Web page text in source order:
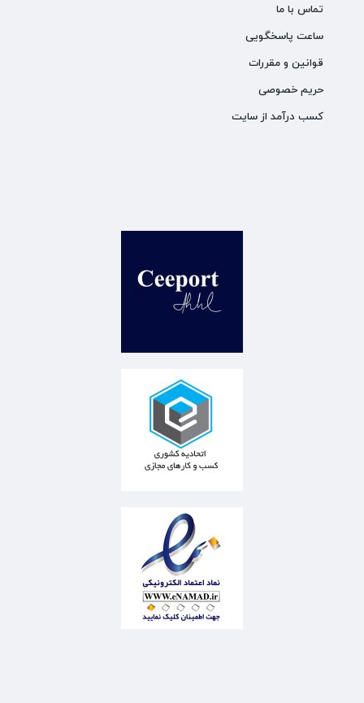
تماس با ما
ساعت پاسخگویی
قوانین و مقررات
حریم خصوصی
کسب درآمد از سایت